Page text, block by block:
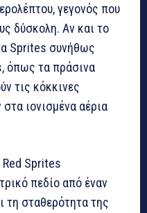
γεγονός που
δύσκολη. Αν και το
Sprites συνήθως
όπως τα πράσινα
τις κόκκινες
ιονισμένα αέρια
Sprites
πεδίο από έναν
τη σταθερότητα της